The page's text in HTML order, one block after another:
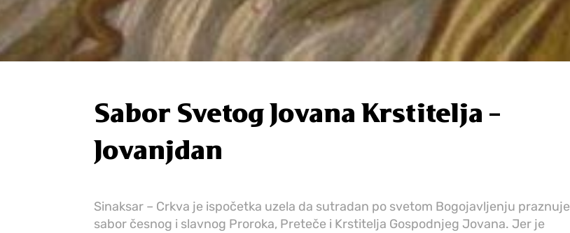
Sabor Svetog Jovana Krstitelja –
Jovanjdan
Sinaksar – Crkva je ispočetka uzela da sutradan po svetom Bogojavljenju praznuje
sabor česnog i slavnog Proroka, Preteče i Krstitelja Gospodnjeg Jovana. Jer je